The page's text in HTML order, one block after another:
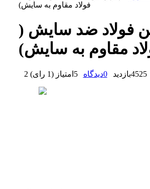
فولاد مقاوم به سایش)
فولاد ضد سایش (
مقاوم به سایش)
4525بازدید 0دیدگاه 5 امتیاز (1 رای )